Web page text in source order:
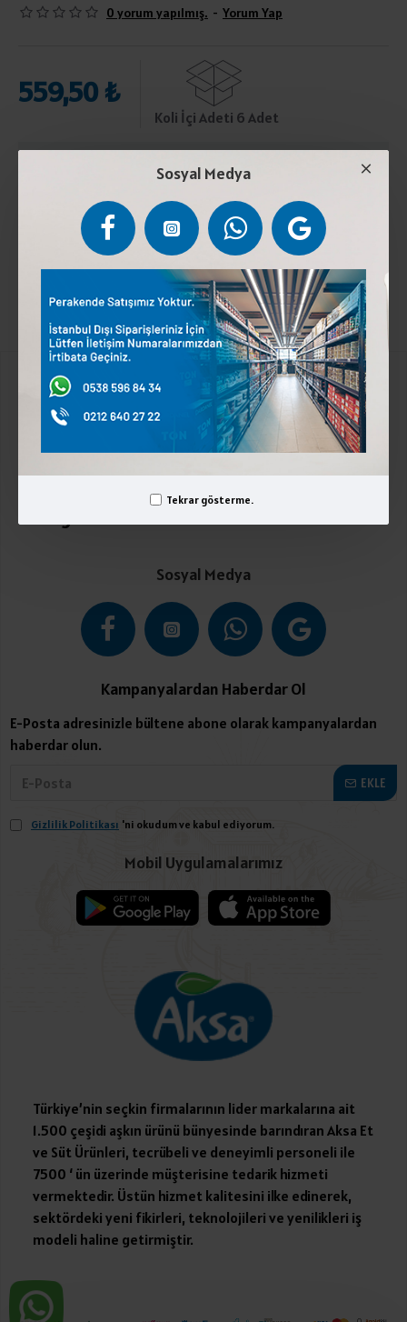
Sosyal Medya
Tekrar gösterme.
0 yorum yapılmış. - Yorum Yap
559,50 ₺
Koli İçi Adeti 6 Adet
Bal. Oda sıcaklığında saklayınız.Bir yaşın altındaki
çocuklar tüketmemelidir.
Kurumsal
Üyelik İşlemleri
İletişim
Sosyal Medya
Kampanyalardan Haberdar Ol
E-Posta adresinizle bültene abone olarak kampanyalardan
haberdar olun.
EKLE
Gizlilik Politikası 'ni okudum ve kabul ediyorum.
Mobil Uygulamalarımız
Türkiye’nin seçkin firmalarının lider markalarına ait
1.500 çeşidi aşkın ürünü bünyesinde barındıran Aksa Et
ve Süt Ürünleri, tecrübeli ve deneyimli personeli ile
7500 ‘ ün üzerinde müşterisine tedarik hizmeti
vermektedir. Üstün hizmet kalitesini ilke edinerek,
sektördeki yeni fikirleri, teknolojileri ve yenilikleri iş
modeli haline getirmiştir.